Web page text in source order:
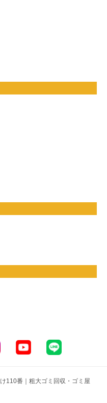
110番｜粗大ゴミ回収・ゴミ屋